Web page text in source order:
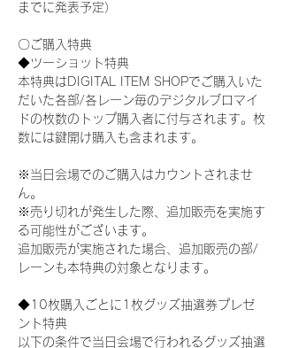
までに発表予定）
〇ご購入特典
◆ツーショット特典
本特典はDIGITAL ITEM SHOPでご購入いた
だいた各部/各レーン毎のデジタルブロマイ
ドの枚数のトップ購入者に付与されます。枚
数には鍵開け購入も含まれます。
※当日会場でのご購入はカウントされませ
ん。
※売り切れが発生した際、追加販売を実施す
る可能性がございます。
追加販売が実施された場合、追加販売の部/
レーンも本特典の対象となります。
◆10枚購入ごとに1枚グッズ抽選券プレゼ
ント特典
以下の条件で当日会場で行われるグッズ抽選